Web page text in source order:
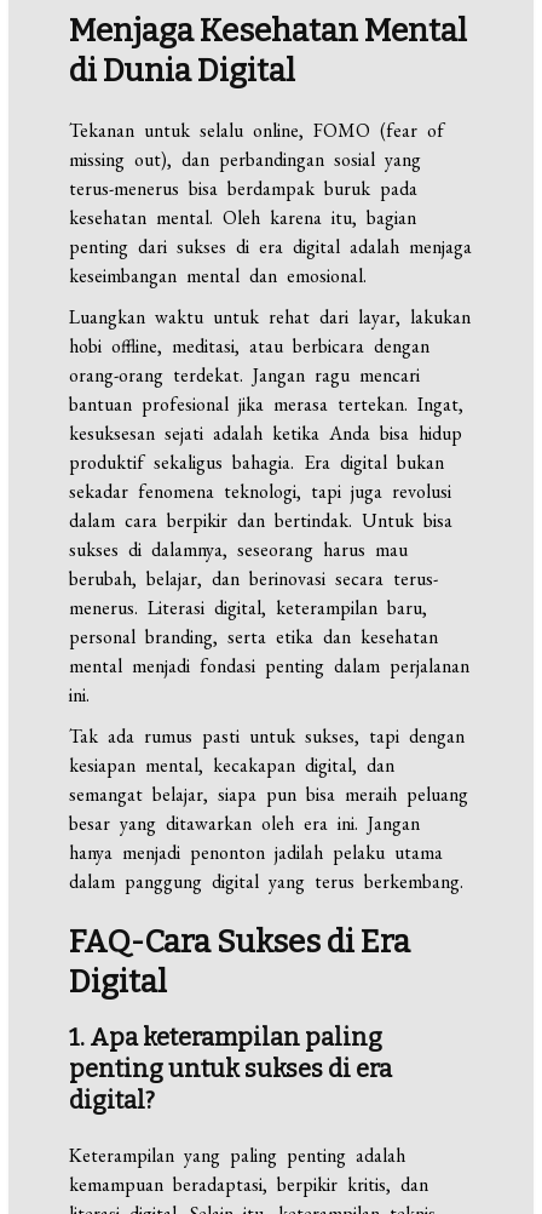
Menjaga Kesehatan Mental
di Dunia Digital
Tekanan untuk selalu online, FOMO (fear of
missing out), dan perbandingan sosial yang
terus-menerus bisa berdampak buruk pada
kesehatan mental. Oleh karena itu, bagian
penting dari sukses di era digital adalah menjaga
keseimbangan mental dan emosional.
Luangkan waktu untuk rehat dari layar, lakukan
hobi offline, meditasi, atau berbicara dengan
orang-orang terdekat. Jangan ragu mencari
bantuan profesional jika merasa tertekan. Ingat,
kesuksesan sejati adalah ketika Anda bisa hidup
produktif sekaligus bahagia. Era digital bukan
sekadar fenomena teknologi, tapi juga revolusi
dalam cara berpikir dan bertindak. Untuk bisa
sukses di dalamnya, seseorang harus mau
berubah, belajar, dan berinovasi secara terus-
menerus. Literasi digital, keterampilan baru,
personal branding, serta etika dan kesehatan
mental menjadi fondasi penting dalam perjalanan
ini.
Tak ada rumus pasti untuk sukses, tapi dengan
kesiapan mental, kecakapan digital, dan
semangat belajar, siapa pun bisa meraih peluang
besar yang ditawarkan oleh era ini. Jangan
hanya menjadi penonton jadilah pelaku utama
dalam panggung digital yang terus berkembang.
FAQ-Cara Sukses di Era
Digital
1. Apa keterampilan paling
penting untuk sukses di era
digital?
Keterampilan yang paling penting adalah
kemampuan beradaptasi, berpikir kritis, dan